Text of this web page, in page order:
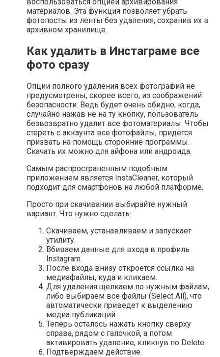
материалов. Эта функция позволяет убрать
фотопосты из ленты без удаления, сохранив их в
архивном хранилище.
Как удалить в Инстаграме все
фото сразу
Опции полного удаления всех фотографий не
предусмотрены, скорее всего, из соображений
безопасности. Ведь будет очень обидно, когда,
случайно нажав не на ту кнопку, пользователь
безвозвратно удалит все фотоматериалы. Чтобы
стереть с аккаунта все фотофайлы, придется
призвать на помощь сторонние программы.
Скачать их можно для айфона или андроида.
Самым распространенным подобным
приложением является InstaCleaner, который
подходит для смартфонов на любой платформе.
Просто при скачивании выбирайте нужный
вариант. Что нужно сделать:
Скачиваем, устанавливаем и запускает
утилиту.
Вбиваем данные для входа в профиль
Instagram.
После входа внизу откроется ссылка на
медиафайлы, куда и кликаем.
Для удаления щелкаем по нужным файлам,
либо выбираем все файлы (Select All), что
автоматически приведет к выделению
медиа публикаций.
Теперь осталось нажать кнопку сверху
справа, рядом с галочкой, а потом
активировать удаление, кликнув по Delete.
Подтверждаем действие.